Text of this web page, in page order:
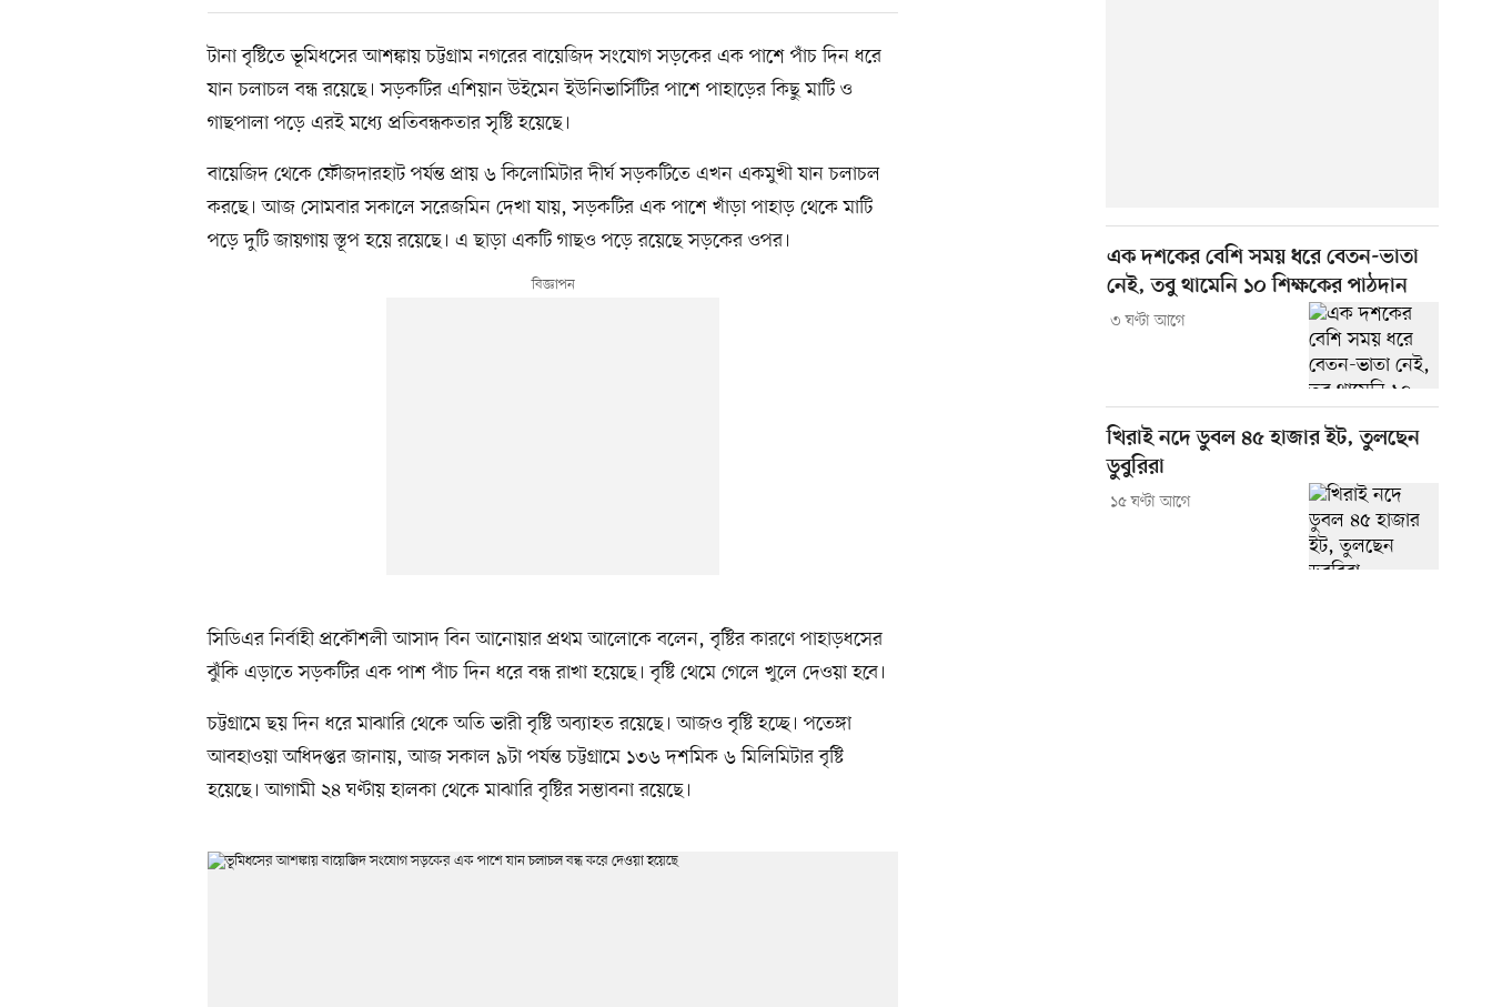
টানা বৃষ্টিতে ভূমিধসের আশঙ্কায় চট্টগ্রাম নগরের বায়েজিদ সংযোগ সড়কের এক পাশে পাঁচ দিন ধরে
যান চলাচল বন্ধ রয়েছে। সড়কটির এশিয়ান উইমেন ইউনিভার্সিটির পাশে পাহাড়ের কিছু মাটি ও
গাছপালা পড়ে এরই মধ্যে প্রতিবন্ধকতার সৃষ্টি হয়েছে।
বায়েজিদ থেকে ফৌজদারহাট পর্যন্ত প্রায় ৬ কিলোমিটার দীর্ঘ সড়কটিতে এখন একমুখী যান চলাচল
করছে। আজ সোমবার সকালে সরেজমিন দেখা যায়, সড়কটির এক পাশে খাঁড়া পাহাড় থেকে মাটি
পড়ে দুটি জায়গায় স্তূপ হয়ে রয়েছে। এ ছাড়া একটি গাছও পড়ে রয়েছে সড়কের ওপর।
সিডিএর নির্বাহী প্রকৌশলী আসাদ বিন আনোয়ার প্রথম আলোকে বলেন, বৃষ্টির কারণে পাহাড়ধসের
ঝুঁকি এড়াতে সড়কটির এক পাশ পাঁচ দিন ধরে বন্ধ রাখা হয়েছে। বৃষ্টি থেমে গেলে খুলে দেওয়া হবে।
চট্টগ্রামে ছয় দিন ধরে মাঝারি থেকে অতি ভারী বৃষ্টি অব্যাহত রয়েছে। আজও বৃষ্টি হচ্ছে। পতেঙ্গা
আবহাওয়া অধিদপ্তর জানায়, আজ সকাল ৯টা পর্যন্ত চট্টগ্রামে ১৩৬ দশমিক ৬ মিলিমিটার বৃষ্টি
হয়েছে। আগামী ২৪ ঘণ্টায় হালকা থেকে মাঝারি বৃষ্টির সম্ভাবনা রয়েছে।
এক দশকের বেশি সময় ধরে বেতন-ভাতা
নেই, তবু থামেনি ১০ শিক্ষকের পাঠদান
৩ ঘণ্টা আগে
খিরাই নদে ডুবল ৪৫ হাজার ইট, তুলছেন
ডুবুরিরা
১৫ ঘণ্টা আগে